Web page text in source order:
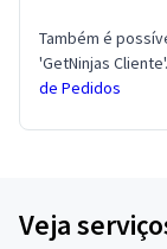
Também é
'GetNinjas
de Pedidos
Veja